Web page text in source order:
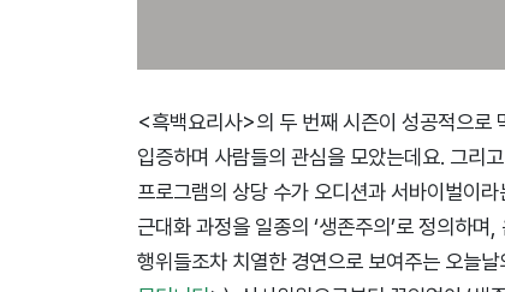
<흑백요리사>의 두 번째 시즌이 성공적으로
입증하며 사람들의 관심을 모았는데요. 그리
프로그램의 상당 수가 오디션과 서바이벌이
근대화 과정을 일종의 ‘생존주의’로 정의하
행위들조차 치열한 경연으로 보여주는 오늘